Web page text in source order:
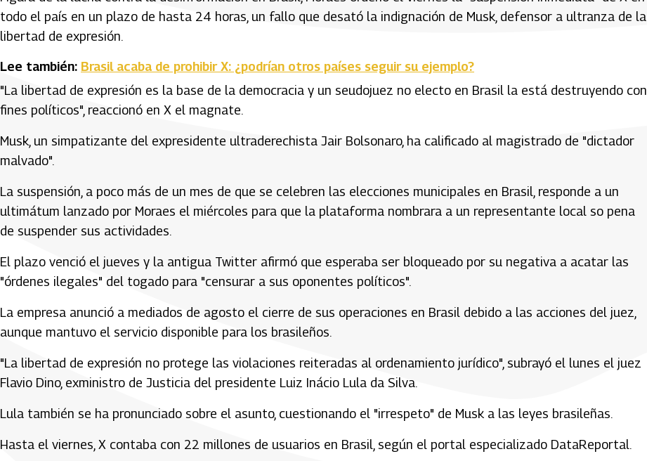
todo el país en un plazo de hasta 24 horas, un fallo que desató la indignación de Musk, defensor a ultranza de la
libertad de expresión.
Lee también: Brasil acaba de prohibir X: ¿podrían otros países seguir su ejemplo?
"La libertad de expresión es la base de la democracia y un seudojuez no electo en Brasil la está destruyendo con
fines políticos", reaccionó en X el magnate.
Musk, un simpatizante del expresidente ultraderechista Jair Bolsonaro, ha calificado al magistrado de "dictador
malvado".
La suspensión, a poco más de un mes de que se celebren las elecciones municipales en Brasil, responde a un
ultimátum lanzado por Moraes el miércoles para que la plataforma nombrara a un representante local so pena
de suspender sus actividades.
El plazo venció el jueves y la antigua Twitter afirmó que esperaba ser bloqueado por su negativa a acatar las
"órdenes ilegales" del togado para "censurar a sus oponentes políticos".
La empresa anunció a mediados de agosto el cierre de sus operaciones en Brasil debido a las acciones del juez,
aunque mantuvo el servicio disponible para los brasileños.
"La libertad de expresión no protege las violaciones reiteradas al ordenamiento jurídico", subrayó el lunes el juez
Flavio Dino, exministro de Justicia del presidente Luiz Inácio Lula da Silva.
Lula también se ha pronunciado sobre el asunto, cuestionando el "irrespeto" de Musk a las leyes brasileñas.
Hasta el viernes, X contaba con 22 millones de usuarios en Brasil, según el portal especializado DataReportal.